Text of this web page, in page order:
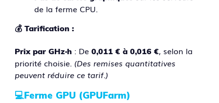
de la ferme CPU.
💰 Tarification :
Prix par GHz·h : De 0,011 € à 0,016 €, selon la
priorité choisie. (Des remises quantitatives
peuvent réduire ce tarif.)
💻Ferme GPU (GPUFarm)